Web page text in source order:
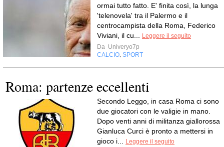
ormai tutto fatto. E' finita così, la lunga
'telenovela' tra il Palermo e il
centrocampista della Roma, Federico
Viviani, il cu...
Leggere il seguito
Da Univeryo7p
CALCIO SPORT
Roma: partenze eccellenti
Secondo Leggo, in casa Roma ci sono
due giocatori con le valigie in mano.
Dopo venti anni di militanza giallorossa
Gianluca Curci è pronto a mettersi in
gioco i...
Leggere il seguito